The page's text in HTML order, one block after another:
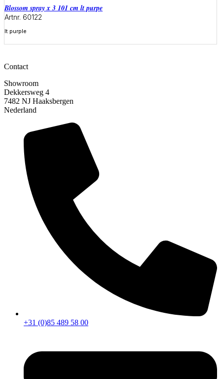
blossom spray x 3 101 cm lt purpe
Artnr. 60122
lt purple
Meer informatie
Contact
Showroom
Dekkersweg 4
7482 NJ Haaksbergen
Nederland
+31 (0)85 489 58 00